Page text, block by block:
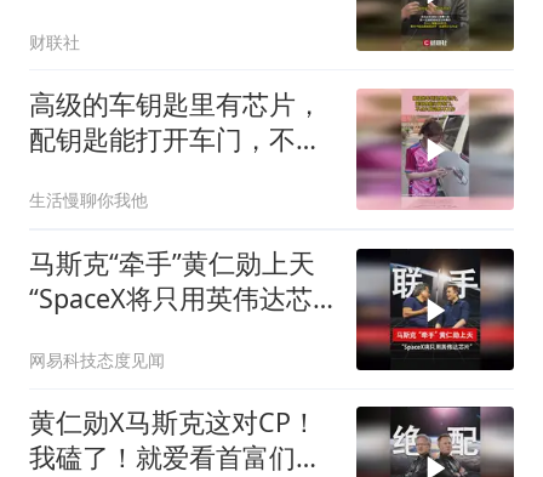
财联社
高级的车钥匙里有芯片，
配钥匙能打开车门，不点
生活慢聊你我他
马斯克“牵手”黄仁勋上天
“SpaceX将只用英伟达芯
网易科技态度见闻
黄仁勋X马斯克这对CP！
我磕了！就爱看首富们惺